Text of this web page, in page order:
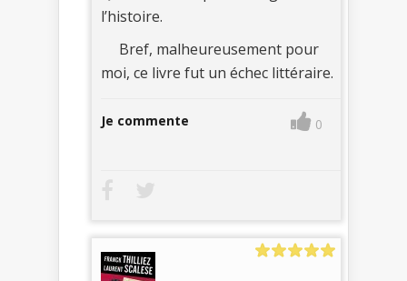
l’histoire.
Bref, malheureusement pour
moi, ce livre fut un échec littéraire.
Je commente 0